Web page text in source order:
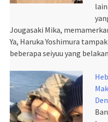
Jougasaki Mika,
Ya, Haruka Yoshimura
beberapa seiyuu yang